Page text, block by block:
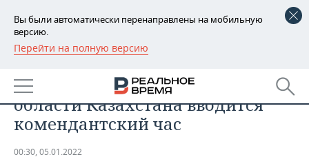
Вы были автоматически перенаправлены на мобильную
версию.
Перейти на полную версию
РЕГИОНЫ
БАШКОРТОСТАН
ТАТАРСТАН
НОВОСТИ
АНАЛИТИКА
В Алма-Ате и Мангистауской
области Казахстана вводится
комендантский час
00:30, 05.01.2022